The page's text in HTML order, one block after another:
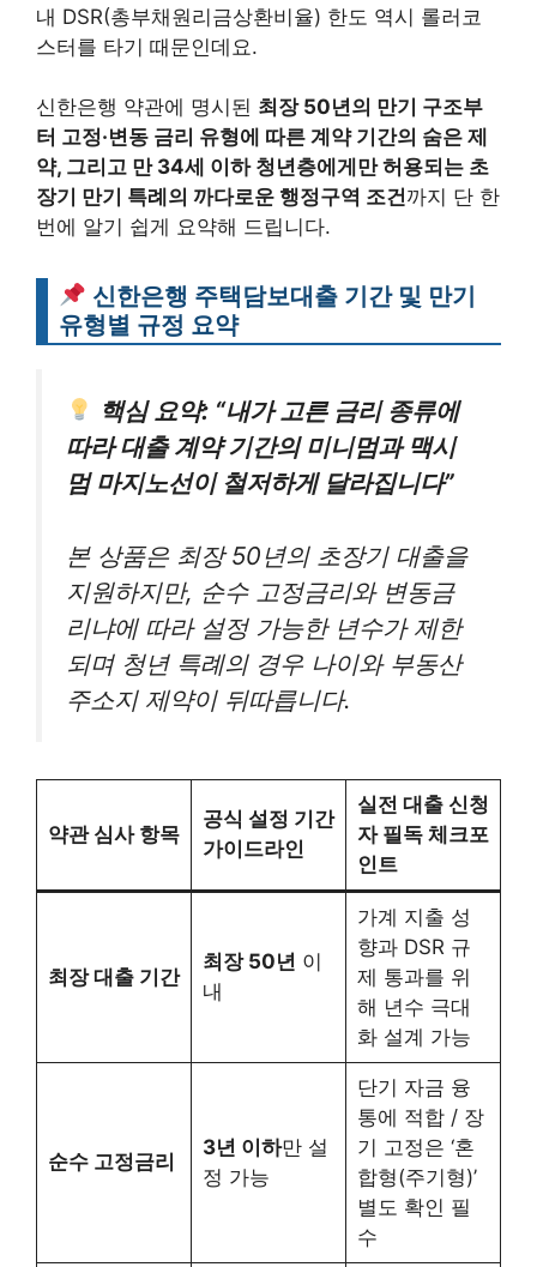
내 DSR(총부채원리금상환비율) 한도 역시 롤러코
스터를 타기 때문인데요.
신한은행 약관에 명시된 최장 50년의 만기 구조부
터 고정·변동 금리 유형에 따른 계약 기간의 숨은 제
약, 그리고 만 34세 이하 청년층에게만 허용되는 초
장기 만기 특례의 까다로운 행정구역 조건까지 단 한
번에 알기 쉽게 요약해 드립니다.
신한은행 주택담보대출 기간 및 만기
유형별 규정 요약
핵심 요약: “내가 고른 금리 종류에
따라 대출 계약 기간의 미니멈과 맥시
멈 마지노선이 철저하게 달라집니다”
본 상품은 최장 50년의 초장기 대출을
지원하지만, 순수 고정금리와 변동금
리냐에 따라 설정 가능한 년수가 제한
되며 청년 특례의 경우 나이와 부동산
주소지 제약이 뒤따릅니다.
약관 심사 항목
공식 설정 기간
가이드라인
실전 대출 신청
자 필독 체크포
인트
최장 대출 기간
최장 50년 이
내
가계 지출 성
향과 DSR 규
제 통과를 위
해 년수 극대
화 설계 가능
순수 고정금리
3년 이하만 설
정 가능
단기 자금 융
통에 적합 / 장
기 고정은 ‘혼
합형(주기형)’
별도 확인 필
수